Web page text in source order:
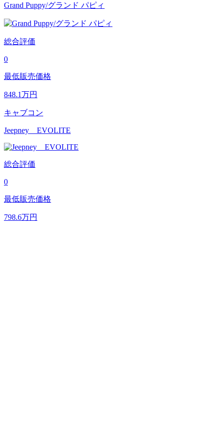
Grand Puppy/グランド パピィ
総合評価
0
最低販売価格
848.1万円
キャブコン
Jeepney EVOLITE
総合評価
0
最低販売価格
798.6万円